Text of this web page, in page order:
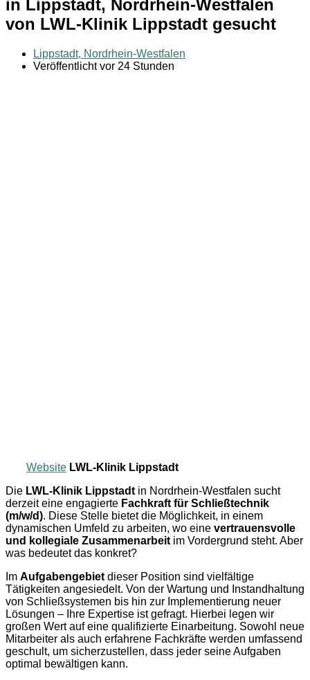
in Lippstadt, Nordrhein-Westfalen
von LWL-Klinik Lippstadt gesucht
Lippstadt, Nordrhein-Westfalen
Veröffentlicht vor 24 Stunden
Website LWL-Klinik Lippstadt
Die LWL-Klinik Lippstadt in Nordrhein-Westfalen sucht
derzeit eine engagierte Fachkraft für Schließtechnik
(m/w/d). Diese Stelle bietet die Möglichkeit, in einem
dynamischen Umfeld zu arbeiten, wo eine vertrauensvolle
und kollegiale Zusammenarbeit im Vordergrund steht. Aber
was bedeutet das konkret?
Im Aufgabengebiet dieser Position sind vielfältige
Tätigkeiten angesiedelt. Von der Wartung und Instandhaltung
von Schließsystemen bis hin zur Implementierung neuer
Lösungen – Ihre Expertise ist gefragt. Hierbei legen wir
großen Wert auf eine qualifizierte Einarbeitung. Sowohl neue
Mitarbeiter als auch erfahrene Fachkräfte werden umfassend
geschult, um sicherzustellen, dass jeder seine Aufgaben
optimal bewältigen kann.